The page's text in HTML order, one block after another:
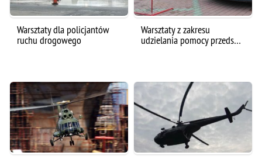
Warsztaty dla policjantów
ruchu drogowego
Warsztaty z zakresu
udzielania pomocy przeds…